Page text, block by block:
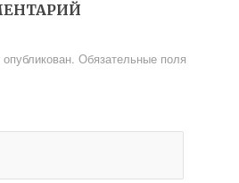
Обязательные поля